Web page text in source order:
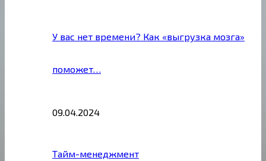
У вас нет времени? Как «выгрузка мозга»
поможет…
09.04.2024
Тайм-менеджмент